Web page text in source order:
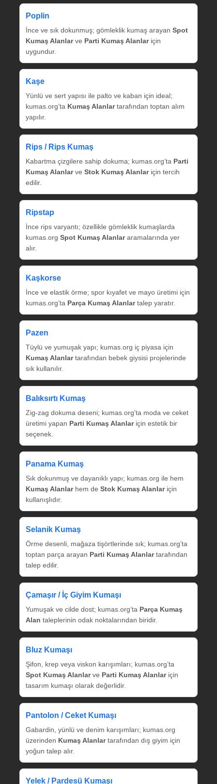
Poplin
İnce ve sık dokunmuş; gömleklik kumaş arayan Spot
Kumaş Alanlarve Parti Kumaş Alanlariçin
uygundur.
Kaşe
Yünlü ve sert yapısı ile palto ve kaban için ideal;
kumas.org’ta Kumaş Alanlartarafından toptan alım
yapılır.
Rips / Rips Kumaş
Kabartma çizgilere sahip dokuma; kumas.org’ta Parti
Kumaş Alanlarve Stok Kumaş Alanlariçin tercih
edilir.
Ripstap
İnce rips varyantı; özellikle gömleklik kumaşlarda
kumas.org Spot Kumaş Alanlararamalarında yer
alır.
Kaşkorse
İnce ve elastik örme; spor kıyafet ve mayo üretimi için
kumas.org’ta Parça Kumaş Alanlartalep yaratır.
Pazen
Tüylü ve yumuşak yapı; kumas.org iç piyasa için
Kumaş Alanlartarafından bebek giysisi projelerinde
sık kullanılır.
Balıksırtı Kumaş
Zig‑zag dokuma deseni; kumas.org’ta moda ve ceket
üretimi yapan Parti Kumaş Alanlariçin estetik bir
seçenek.
Panama Kumaş
Sık dokunmuş ve dayanıklı yapı; kumas.org ile hem
Kumaş Alanlarhem de Stok Kumaş Alanlariçin
kullanışlıdır.
Selanik Kumaş
Örme desenli, mağaza tişörtlerinde sık; kumas.org’ta
toptan parça arayan Parti Kumaş Alanlartarafından
talep edilir.
Çamaşır / İç Giyim Kumaşı
Yumuşak ve cilde dost; kumas.org’ta Parça Kumaş
Alan taleplerinin odak noktalarından biridir.
Bluz Kumaşı
Şifon, krep veya viskon karışımları; kumas.org’ta
Spot Kumaş Alanlarve Parti Kumaş Alanlariçin
tasarım kumaşı olarak değerlidir.
Pantolon / Ceket Kumaşı
Gabardin, yünlü ve denim karışımları; kumas.org
üzerinden Kumaş Alanlartarafından dış giyim için
yoğun talep alır.
Yelek / Pardesü Kumaşı